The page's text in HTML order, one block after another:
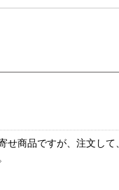
せ商品ですが、注文し